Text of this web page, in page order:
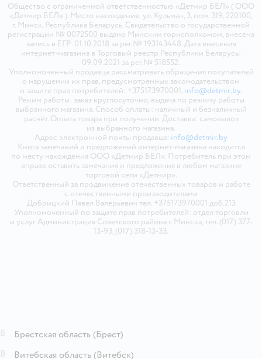
Общество с ограниченной ответственностью «Детмир БЕЛ» ( ООО
«Детмир БЕЛ» ). Место нахождения: ул. Кульман, 3, пом. 319, 220100,
г. Минск, Республика Беларусь. Свидетельство о государственной
регистрации № 0072500 выдано Минским горисполкомом, внесена
запись в ЕГР 01.10.2018 за рег.№ 193143448. Дата внесения
интернет-магазина в Торговый реестр Республики Беларусь:
09.09.2021 за рег.№ 518552.
Уполномоченный продавца рассматривать обращения покупателей
о нарушении их прав, предусмотренных законодательством
о защите прав потребителей: +375173970001, info@detmir.by.
Режим работы: заказ круглосуточно, выдача по режиму работы
выбранного магазина. Способ оплаты: наличный и безналичный
расчёт. Оплата товара при получении. Доставка: самовывоз
из выбранного магазина.
Адрес электронной почты продавца: info@detmir.by
Книга замечаний и предложений интернет-магазина находится
по месту нахождения ООО «Детмир БЕЛ». Потребитель при этом
вправе оставить замечания и предложения в любом магазине
торговой сети «Детмир».
Ответственный за продвижение отечественных товаров и работе
с отечественными производителями
Добрицкий Павел Валерьевич тел. +375173970001 доб.213
Уполномоченный по защите прав потребителей: отдел торговли
и услуг Администрация Советского района г. Минска, тел. (017) 377-
13-93, (017) 318-13-33.
Брестская область (Брест)
Витебская область (Витебск)